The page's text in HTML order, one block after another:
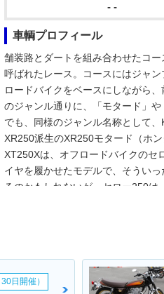
- -
車輌プロフィール
舗装路とダートを組み合わせたコ
呼ばれたレース。コースにはジャ
ロードバイクをベースにしながら
のジャンル通りに、「モタード」
でも、同様のジャンル名称として
XR250派生のXR250モタード（ホ
XT250Xは、オフロードバイクのセ
イヤを履かせたモデルで、そうい
るのかもしれないが、セロー250
した。オフロードのYZF-R1をコン
日開催）